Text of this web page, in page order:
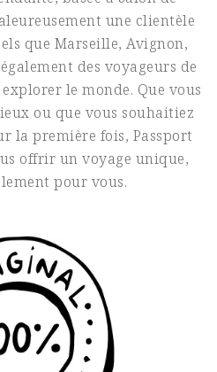
une clientèle
que Marseille, Avignon,
des voyageurs de
le monde. Que vous
ou que vous souhaitiez
la première fois, Passport
offrir un voyage unique,
pour vous.